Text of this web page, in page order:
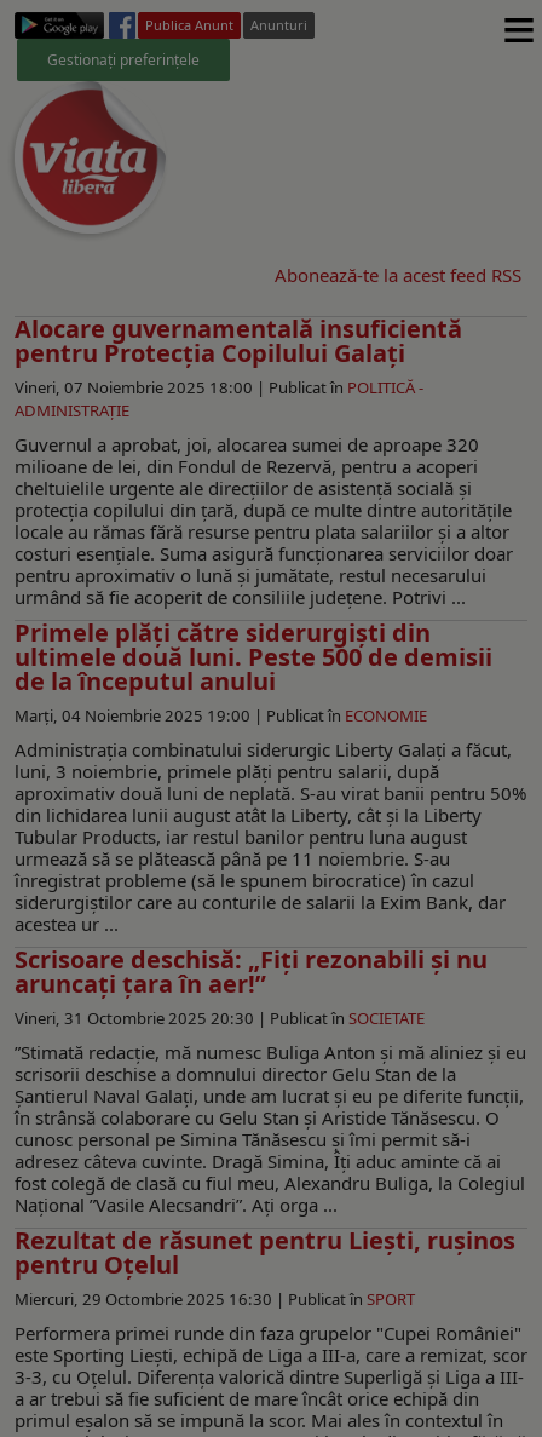
Publica Anunt Anunturi
Gestionați preferințele ≡
Abonează-te la acest feed RSS
Alocare guvernamentală insuficientă
pentru Protecția Copilului Galați
Vineri, 07 Noiembrie 2025 18:00 | Publicat în POLITICĂ -
ADMINISTRAŢIE
Guvernul a aprobat, joi, alocarea sumei de aproape 320
milioane de lei, din Fondul de Rezervă, pentru a acoperi
cheltuielile urgente ale direcțiilor de asistență socială și
protecția copilului din țară, după ce multe dintre autoritățile
locale au rămas fără resurse pentru plata salariilor și a altor
costuri esențiale. Suma asigură funcționarea serviciilor doar
pentru aproximativ o lună și jumătate, restul necesarului
urmând să fie acoperit de consiliile județene. Potrivi ...
Primele plăți către siderurgiști din
ultimele două luni. Peste 500 de demisii
de la începutul anului
Marți, 04 Noiembrie 2025 19:00 | Publicat în ECONOMIE
Administrația combinatului siderurgic Liberty Galați a făcut,
luni, 3 noiembrie, primele plăți pentru salarii, după
aproximativ două luni de neplată. S-au virat banii pentru 50%
din lichidarea lunii august atât la Liberty, cât și la Liberty
Tubular Products, iar restul banilor pentru luna august
urmează să se plătească până pe 11 noiembrie. S-au
înregistrat probleme (să le spunem birocratice) în cazul
siderurgiștilor care au conturile de salarii la Exim Bank, dar
acestea ur ...
Scrisoare deschisă: „Fiți rezonabili și nu
aruncați țara în aer!”
Vineri, 31 Octombrie 2025 20:30 | Publicat în SOCIETATE
”Stimată redacție, mă numesc Buliga Anton și mă aliniez și eu
scrisorii deschise a domnului director Gelu Stan de la
Șantierul Naval Galați, unde am lucrat și eu pe diferite funcții,
în strânsă colaborare cu Gelu Stan și Aristide Tănăsescu. O
cunosc personal pe Simina Tănăsescu și îmi permit să-i
adresez câteva cuvinte. Dragă Simina, Îți aduc aminte că ai
fost colegă de clasă cu fiul meu, Alexandru Buliga, la Colegiul
Național ”Vasile Alecsandri”. Ați orga ...
Rezultat de răsunet pentru Liești, rușinos
pentru Oțelul
Miercuri, 29 Octombrie 2025 16:30 | Publicat în SPORT
Performera primei runde din faza grupelor "Cupei României"
este Sporting Liești, echipă de Liga a III-a, care a remizat, scor
3-3, cu Oțelul. Diferența valorică dintre Superligă și Liga a III-
a ar trebui să fie suficient de mare încât orice echipă din
primul eșalon să se impună la scor. Mai ales în contextul în